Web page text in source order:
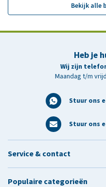
Bekijk alle
Heb je
Wij zijn
Maandag t/m
Stuur ons
Stuur ons
Service & contact
Populaire categorieën